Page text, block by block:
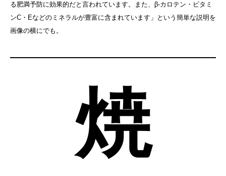
る肥満予防に効果的だと言われています。また、β‐カロテン・ビタミ
ンC・Eなどのミネラルが豊富に含まれています」という簡単な説明を
画像の横にでも。
焼